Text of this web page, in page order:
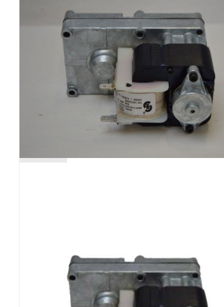
Poêles et chaudières
Conduit de fumées